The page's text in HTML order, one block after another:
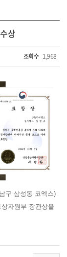
상
조회수 1,968
구 삼성동 코엑스)
자원부 장관상을